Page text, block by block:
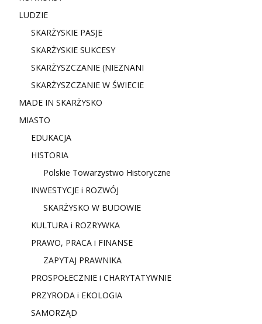
LUDZIE
SKARŻYSKIE PASJE
SKARŻYSKIE SUKCESY
SKARŻYSZCZANIE (NIEZNANI
SKARŻYSZCZANIE W ŚWIECIE
MADE IN SKARŻYSKO
MIASTO
EDUKACJA
HISTORIA
Polskie Towarzystwo Historyczne
INWESTYCJE i ROZWÓJ
SKARŻYSKO W BUDOWIE
KULTURA i ROZRYWKA
PRAWO, PRACA i FINANSE
ZAPYTAJ PRAWNIKA
PROSPOŁECZNIE i CHARYTATYWNIE
PRZYRODA i EKOLOGIA
SAMORZĄD